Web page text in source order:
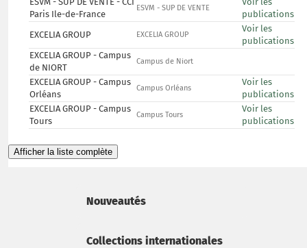
Paris Ile-de-France
ESVM - SUP DE VENTE
publications
EXCELIA GROUP
EXCELIA GROUP
Voir les
publications
EXCELIA GROUP - Campus
de NIORT
Campus de Niort
EXCELIA GROUP - Campus
Orléans
Campus Orléans
Voir les
publications
EXCELIA GROUP - Campus
Tours
Campus Tours
Voir les
publications
Afficher la liste complète
Nouveautés
Collections internationales